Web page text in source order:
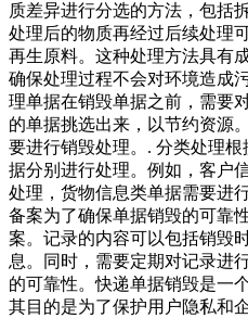
质差异进行分选的方法，包括
处理后的物质再经过后续处理
再生原料。这种处理方法具有
确保处理过程不会对环境造成
理单据在销毁单据之前，需要
的单据挑选出来，以节约资源
要进行销毁处理。. 分类处理
据分别进行处理。例如，客户
处理，货物信息类单据需要进
备案为了确保单据销毁的可靠
案。记录的内容可以包括销毁
息。同时，需要定期对记录进
的可靠性。快递单据销毁是一
其目的是为了保护用户隐私和